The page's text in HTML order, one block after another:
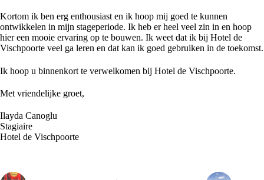
Kortom ik ben erg enthousiast en ik hoop mij goed te kunnen
ontwikkelen in mijn stageperiode. Ik heb er heel veel zin in en hoop
hier een mooie ervaring op te bouwen. Ik weet dat ik bij Hotel de
Vischpoorte veel ga leren en dat kan ik goed gebruiken in de toekomst.
Ik hoop u binnenkort te verwelkomen bij Hotel de Vischpoorte.
Met vriendelijke groet,
Ilayda Canoglu
Stagiaire
Hotel de Vischpoorte